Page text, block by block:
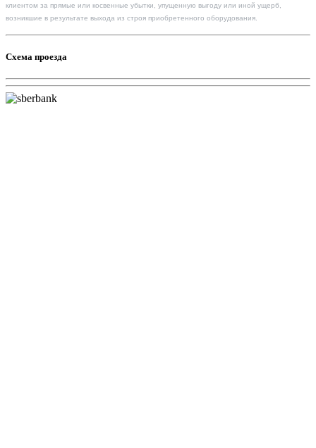
клиентом за прямые или косвенные убытки, упущенную выгоду или иной ущерб,
возникшие в результате выхода из строя приобретенного оборудования.
Схема проезда